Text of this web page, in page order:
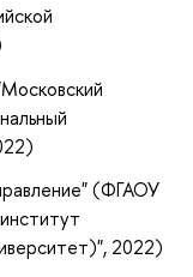
(ФГАОУ
2022)